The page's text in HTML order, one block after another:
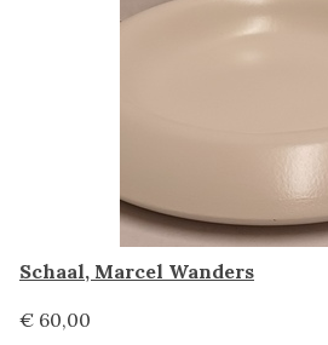
Schaal, Marcel Wanders
€ 60,00